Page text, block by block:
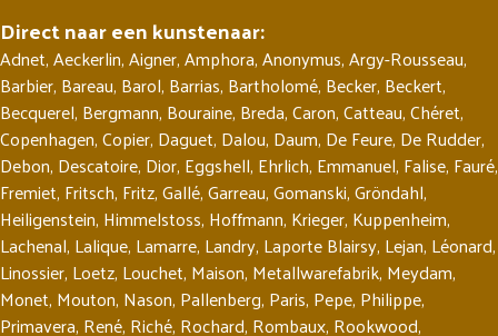
Direct naar een kunstenaar:
Adnet,Aeckerlin,Aigner,Amphora,Anonymus,Argy-Rousseau,
Barbier, Bareau, Barol, Barrias, Bartholomé, Becker, Beckert,
Becquerel, Bergmann, Bouraine, Breda,Caron,Catteau,Chéret,
Copenhagen,Copier, Daguet, Dalou, Daum, De Feure, De Rudder,
Debon, Descatoire, Dior, Eggshell, Ehrlich, Emmanuel, Falise, Fauré,
Fremiet, Fritsch, Fritz,Gallé,Garreau,Gomanski,Gröndahl,
Heiligenstein, Himmelstoss, Hoffmann, Krieger, Kuppenheim,
Lachenal, Lalique, Lamarre, Landry, Laporte Blairsy, Lejan, Léonard,
Linossier, Loetz, Louchet, Maison, Metallwarefabrik, Meydam,
Monet, Mouton, Nason, Pallenberg, Paris, Pepe, Philippe,
Primavera, René, Riché, Rochard, Rombaux, Rookwood,